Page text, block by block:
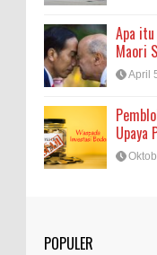
Apa
Maori
April
Upaya
POPULER